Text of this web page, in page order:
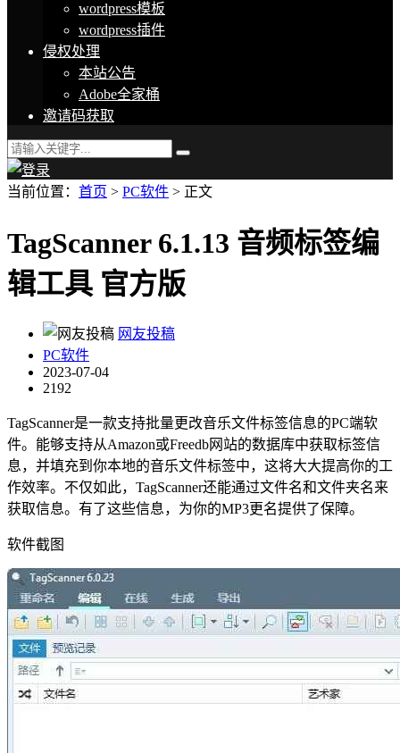
wordpress模板
wordpress插件
侵权处理
本站公告
Adobe全家桶
邀请码获取
当前位置： 首页 > PC软件 > 正文
TagScanner 6.1.13 音频标签编
辑工具 官方版
网友投稿
PC软件
2023-07-04
2192
TagScanner是一款支持批量更改音乐文件标签信息的PC端软
件。能够支持从Amazon或Freedb网站的数据库中获取标签信
息，并填充到你本地的音乐文件标签中，这将大大提高你的工
作效率。不仅如此，TagScanner还能通过文件名和文件夹名来
获取信息。有了这些信息，为你的MP3更名提供了保障。
软件截图